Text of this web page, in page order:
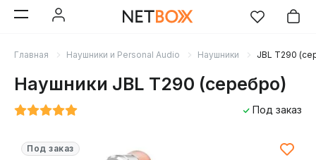
Главная Наушники и Personal Audio Наушники JBL T290
Наушники JBL T290 (серебро)
Под заказ
Под заказ